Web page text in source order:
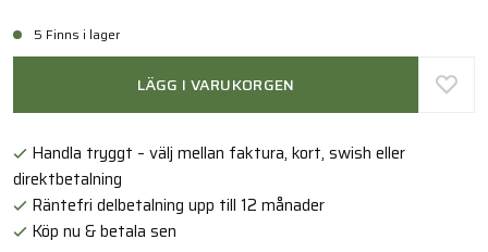
5 Finns i lager
LÄGG I VARUKORGEN
Handla tryggt – välj mellan faktura, kort, swish eller
direktbetalning
Räntefri delbetalning upp till 12 månader
Köp nu & betala sen